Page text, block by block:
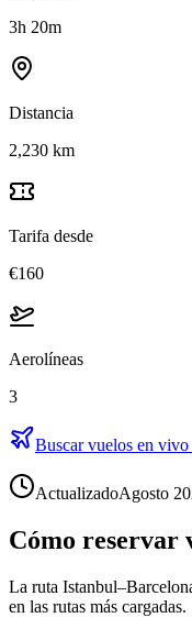
3h 20m
Distancia
2,230 km
Tarifa desde
€160
Aerolíneas
3
Buscar vuelos en
ActualizadoAgosto
Cómo reservar
La ruta
en las rutas más cargadas.